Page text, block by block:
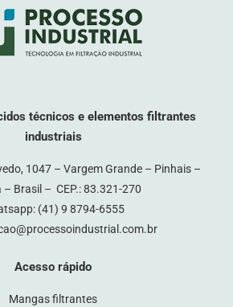
técnicos e elementos filtrantes
industriais
1047 – Vargem Grande – Pinhais –
– Brasil – CEP.: 83.321-270
(41) 9 8794-6555
Acesso rápido
Mangas filtrantes